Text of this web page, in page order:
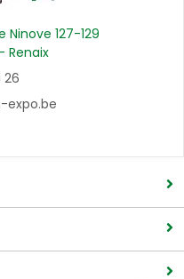
127-129
Renaix
26
expo.be